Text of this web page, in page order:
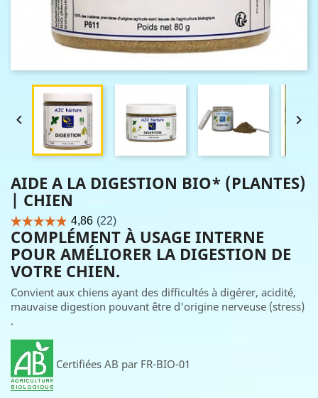
 
AIDE A LA DIGESTION BIO* (PLANTES)
| CHIEN
COMPLÉMENT À USAGE INTERNE
POUR AMÉLIORER LA DIGESTION DE
VOTRE CHIEN.
Convient aux chiens ayant des difficultés à digérer, acidité,
mauvaise digestion pouvant être d'origine nerveuse (stress)
.
Certifiées AB par FR-BIO-01